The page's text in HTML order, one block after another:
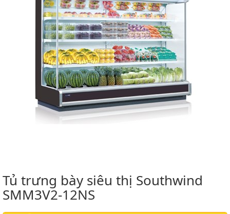
Tủ trưng bày siêu thị Southwind
SMM3V2-12NS